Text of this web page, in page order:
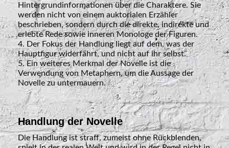
Hintergrundinformationen über die Charaktere. Sie
werden nicht von einem auktorialen Erzähler
beschrieben, sondern durch die direkte, indirekte und
erlebte Rede sowie inneren Monologe der Figuren.
4. Der Fokus der Handlung liegt auf dem, was der
Hauptfigur widerfährt, und nicht auf ihr selbst.
5. Ein weiteres Merkmal der Novelle ist die
Verwendung von Metaphern, um die Aussage der
Novelle zu untermauern.
Handlung der Novelle
Die Handlung ist straff, zumeist ohne Rückblenden,